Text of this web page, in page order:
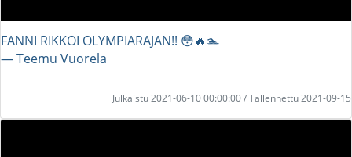
FANNI RIKKOI OLYMPIARAJAN!! 😳🔥🏊
― Teemu Vuorela
Julkaistu 2021-06-10 00:00:00 / Tallennettu 2021-09-15